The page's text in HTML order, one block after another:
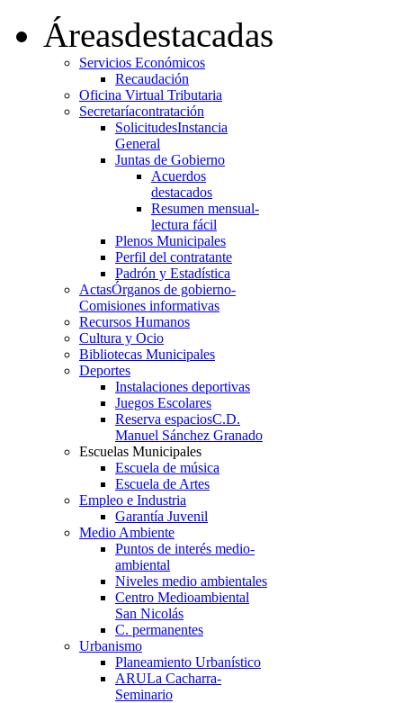
Áreasdestacadas
Servicios Económicos
Recaudación
Oficina Virtual Tributaria
Secretaríacontratación
SolicitudesInstancia
General
Juntas de Gobierno
Acuerdos
destacados
Resumen mensual-
lectura fácil
Plenos Municipales
Perfil del contratante
Padrón y Estadística
ActasÓrganos de gobierno-
Comisiones informativas
Recursos Humanos
Cultura y Ocio
Bibliotecas Municipales
Deportes
Instalaciones deportivas
Juegos Escolares
Reserva espaciosC.D.
Manuel Sánchez Granado
Escuelas Municipales
Escuela de música
Escuela de Artes
Empleo e Industria
Garantía Juvenil
Medio Ambiente
Puntos de interés medio-
ambiental
Niveles medio ambientales
Centro Medioambiental
San Nicolás
C. permanentes
Urbanismo
Planeamiento Urbanístico
ARULa Cacharra-
Seminario